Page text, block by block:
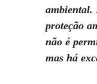
ambiental.
proteção
não é
mas há